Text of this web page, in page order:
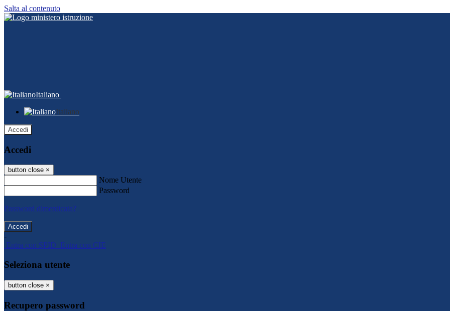
Salta al contenuto
Italiano
Italiano
Accedi
Accedi
button close ×
Nome Utente
Password
Password dimenticata?
-
Entra con SPID Entra con CIE
Seleziona utente
button close ×
Recupero password